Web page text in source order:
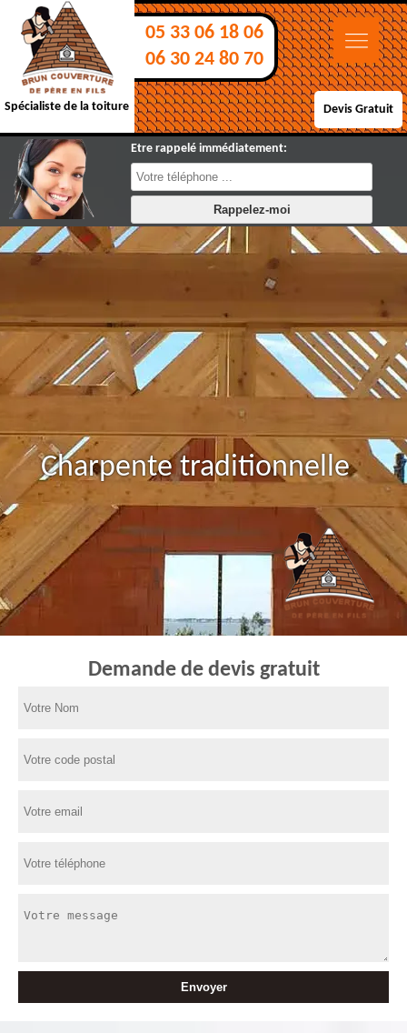
Spécialiste de la toiture
05 33 06 18 06
06 30 24 80 70
Devis Gratuit
Etre rappelé immédiatement:
Charpente traditionnelle
Demande de devis gratuit